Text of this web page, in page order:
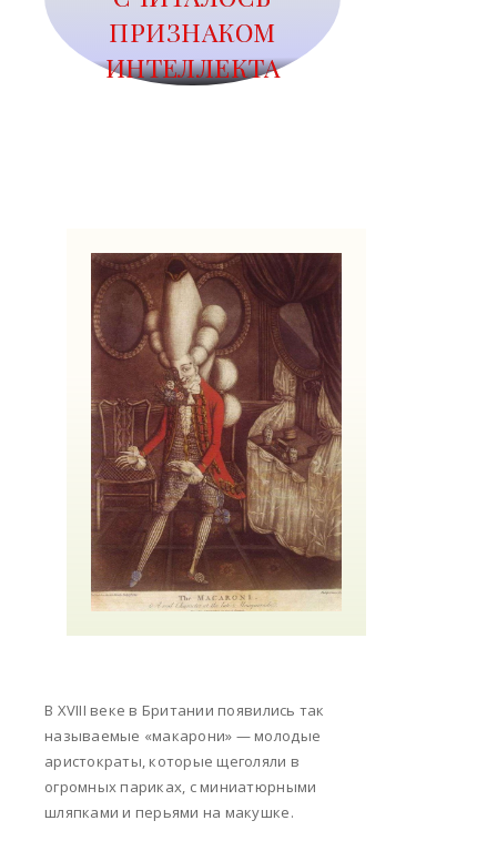
ПРИЗНАКОМ
ИНТЕЛЛЕКТА
В XVIII веке в Британии появились так
называемые «макарони» — молодые
аристократы, которые щеголяли в
огромных париках, с миниатюрными
шляпками и перьями на макушке.